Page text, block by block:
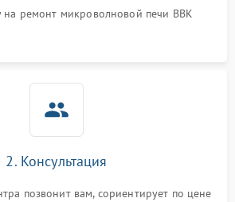
1000 ₽
на ремонт микроволновой печи BBK
2. Консультация
позвонит вам, сориентирует по цене